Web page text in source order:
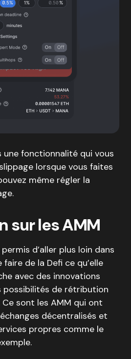
une fonctionnalité qui vous
lorsque vous faites
même régler la
sur les AMM
d’aller plus loin dans
de la Defi ce qu’elle
avec des innovations
possibilités de rétribution
sont les AMM qui ont
décentralisés et
propres comme le